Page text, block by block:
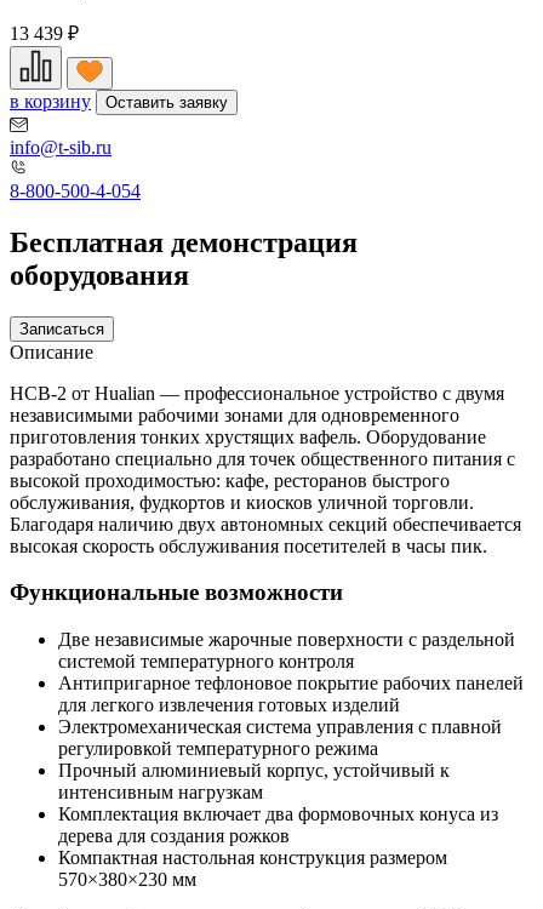
13 439 ₽
в корзину Оставить заявку
info@t-sib.ru
8-800-500-4-054
Бесплатная демонстрация
оборудования
Записаться
Описание
HCB-2 от Hualian — профессиональное устройство с двумя
независимыми рабочими зонами для одновременного
приготовления тонких хрустящих вафель. Оборудование
разработано специально для точек общественного питания с
высокой проходимостью: кафе, ресторанов быстрого
обслуживания, фудкортов и киосков уличной торговли.
Благодаря наличию двух автономных секций обеспечивается
высокая скорость обслуживания посетителей в часы пик.
Функциональные возможности
Две независимые жарочные поверхности с раздельной
системой температурного контроля
Антипригарное тефлоновое покрытие рабочих панелей
для легкого извлечения готовых изделий
Электромеханическая система управления с плавной
регулировкой температурного режима
Прочный алюминиевый корпус, устойчивый к
интенсивным нагрузкам
Комплектация включает два формовочных конуса из
дерева для создания рожков
Компактная настольная конструкция размером
570×380×230 мм